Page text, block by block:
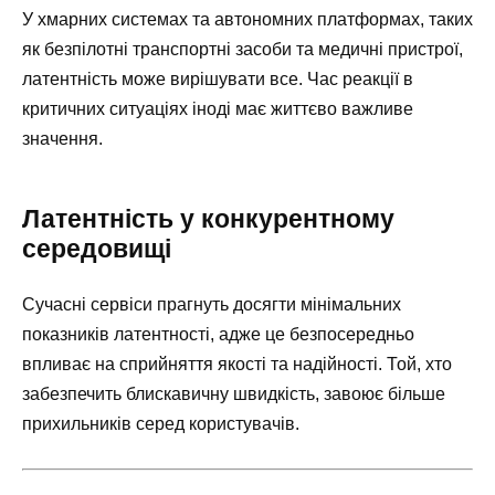
У хмарних системах та автономних платформах, таких
як безпілотні транспортні засоби та медичні пристрої,
латентність може вирішувати все. Час реакції в
критичних ситуаціях іноді має життєво важливе
значення.
Латентність у конкурентному
середовищі
Сучасні сервіси прагнуть досягти мінімальних
показників латентності, адже це безпосередньо
впливає на сприйняття якості та надійності. Той, хто
забезпечить блискавичну швидкість, завоює більше
прихильників серед користувачів.